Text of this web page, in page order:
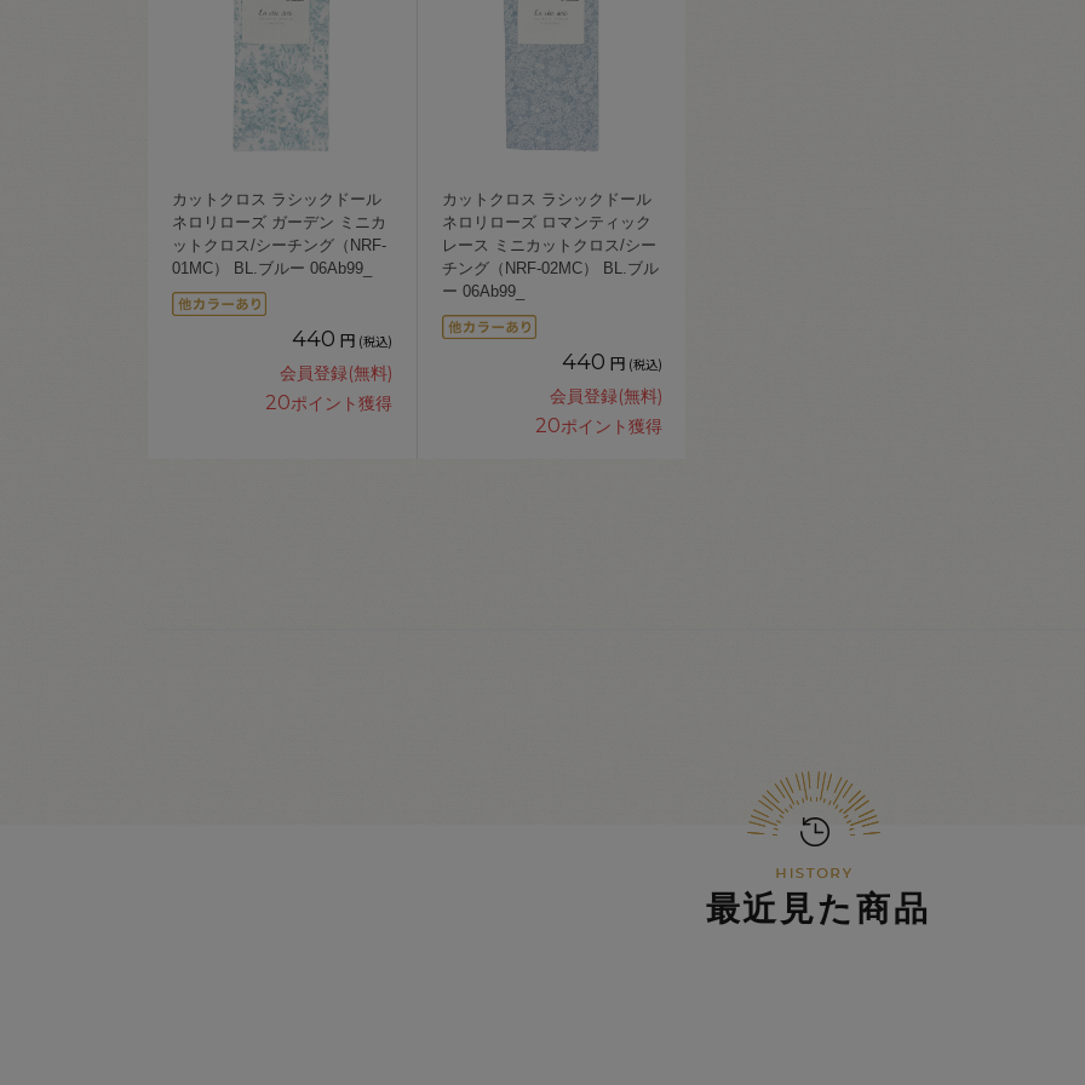
カットクロス ラシックドール
ネロリローズ ガーデン ミニカ
ットクロス/シーチング（NRF-
01MC） BL.ブルー 06Ab99_
440 円 (税込)
会員登録(無料)
20ポイント獲得
カットクロス ラシックドール
ネロリローズ ロマンティック
レース ミニカットクロス/シー
チング（NRF-02MC） BL.ブル
ー 06Ab99_
440 円 (税込)
会員登録(無料)
20ポイント獲得
最近見た商品